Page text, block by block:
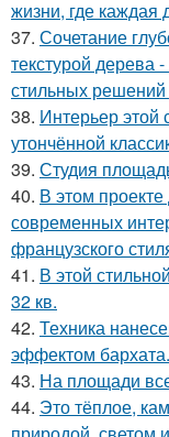
жизни, где каждая
37. Сочетание
текстурой дерева
стильных
38. Интерьер этой
утончённой
39. Студия
40. В этом
современных
французского
41. В этой
32 кв.
42. Техника
эффектом бархата.
43. На площади
44. Это тёплое,